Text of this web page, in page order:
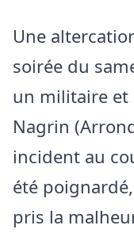
Une
soirée du
un militaire et
Nagrin
incident au
été
pris la